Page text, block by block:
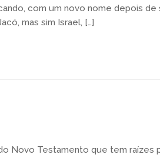
com um novo nome depois
mas sim Israel, […]
Novo Testamento que tem raízes